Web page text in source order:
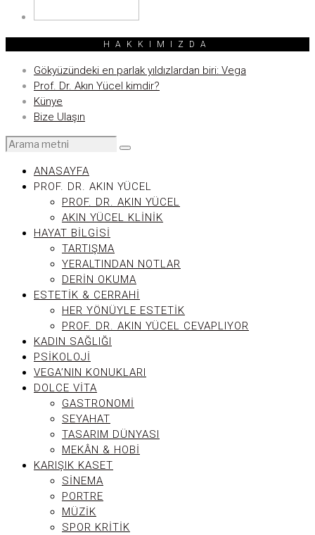
HAKKIMIZDA
Gökyüzündeki en parlak yıldızlardan biri: Vega
Prof. Dr. Akın Yücel kimdir?
Künye
Bize Ulaşın
ANASAYFA
PROF. DR. AKIN YÜCEL
PROF. DR. AKIN YÜCEL
AKIN YÜCEL KLINIK
HAYAT BILGISI
TARTIŞMA
YERALTINDAN NOTLAR
DERIN OKUMA
ESTETIK & CERRAHI
HER YÖNÜYLE ESTETIK
PROF. DR. AKIN YÜCEL CEVAPLIYOR
KADIN SAĞLIĞI
PSIKOLOJI
VEGA’NIN KONUKLARI
DOLCE VITA
GASTRONOMI
SEYAHAT
TASARIM DÜNYASI
MEKÂN & HOBI
KARIŞIK KASET
SINEMA
PORTRE
MÜZIK
SPOR KRITIK